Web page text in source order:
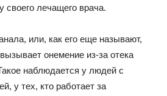
своего лечащего врача.
или, как его еще называют,
онемение из-за отека
наблюдается у людей с
у тех, кто работает за